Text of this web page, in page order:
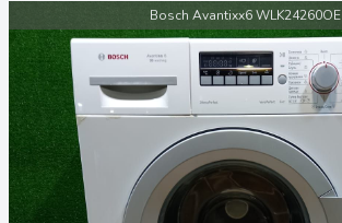
Bosch Avantixx6 WLK24260OE